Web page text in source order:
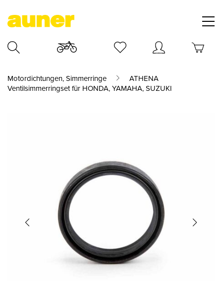
Motordichtungen, Simmerringe
ATHENA
Ventilsimmerringset für HONDA, YAMAHA, SUZUKI